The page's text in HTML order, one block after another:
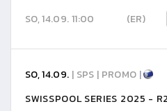
SO, 14.09. 11:00
(ER)
SO, 14.09. | SPS | PROMO |
SWISSPOOL SERIES 2025 -